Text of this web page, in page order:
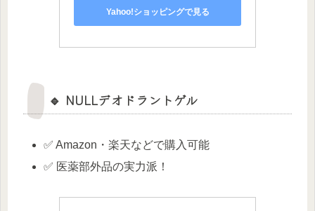
Yahoo!ショッピングで見る
🔹 NULLデオドラントゲル
✅ Amazon・楽天などで購入可能
✅ 医薬部外品の実力派！